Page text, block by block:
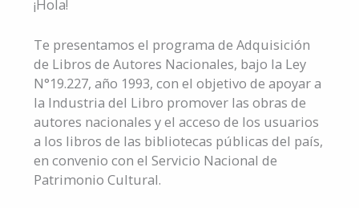
¡Hola!
Te presentamos el programa de Adquisición
de Libros de Autores Nacionales, bajo la Ley
N°19.227, año 1993, con el objetivo de apoyar a
la Industria del Libro promover las obras de
autores nacionales y el acceso de los usuarios
a los libros de las bibliotecas públicas del país,
en convenio con el Servicio Nacional de
Patrimonio Cultural.